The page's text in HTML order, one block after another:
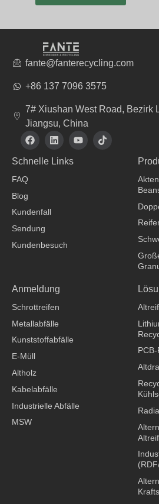
fante@fanterecycling.com
+86 137 7096 3575
7# Xiushan West Road, Bezirk
Jiangsu, China
F
a
c
e
L
i
n
k
Y
o
u
T
i
k
Schnelle Links
FAQ
Blog
Kundenfall
Sendung
Kundenbesuch
Anmeldung
Schrottreifen
Metallabfälle
Kunststoffabfälle
E-Müll
Altholz
Kabelabfälle
Industrielle Abfälle
MSW